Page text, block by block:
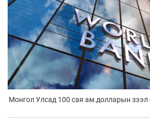
Монгол Улсад 100 сая ам.долларын